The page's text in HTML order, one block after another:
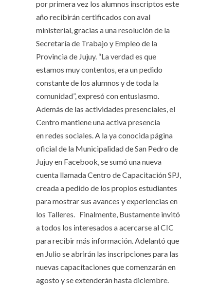
por primera vez los alumnos inscriptos este
año recibirán certificados con aval
ministerial, gracias a una resolución de la
Secretaría de Trabajo y Empleo de la
Provincia de Jujuy. “La verdad es que
estamos muy contentos, era un pedido
constante de los alumnos y de toda la
comunidad”, expresó con entusiasmo.
Además de las actividades presenciales, el
Centro mantiene una activa presencia
en redes sociales. A la ya conocida página
oficial de la Municipalidad de San Pedro de
Jujuy en Facebook, se sumó una nueva
cuenta llamada Centro de Capacitación SPJ,
creada a pedido de los propios estudiantes
para mostrar sus avances y experiencias en
los Talleres. Finalmente, Bustamente invitó
a todos los interesados a acercarse al CIC
para recibir más información. Adelantó que
en Julio se abrirán las inscripciones para las
nuevas capacitaciones que comenzarán en
agosto y se extenderán hasta diciembre.